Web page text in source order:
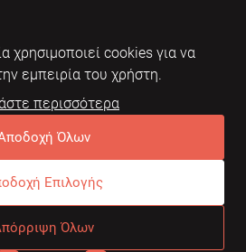
Εγγραφή
ερωτήσειςΌροι χρήσης
χρησιμοποιεί cookies για να
εμπειρία του χρήστη.
περισσότερα
Όλων
Επιλογής
Όλων